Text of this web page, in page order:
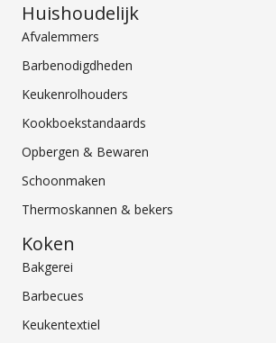
Huishoudelijk
Afvalemmers
Barbenodigdheden
Keukenrolhouders
Kookboekstandaards
Opbergen & Bewaren
Schoonmaken
Thermoskannen & bekers
Koken
Bakgerei
Barbecues
Keukentextiel